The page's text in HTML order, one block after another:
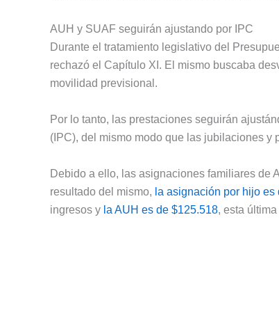
AUH y SUAF seguirán ajustando por IPC
Durante el tratamiento legislativo del
rechazó el Capítulo XI. El mismo buscaba
movilidad previsional.
Por lo tanto, las prestaciones seguirán
(IPC), del mismo modo que las jubilaciones y
Debido a ello, las asignaciones familiares de
resultado del mismo, la asignación por hijo es
ingresos y la AUH es de $125.518, esta